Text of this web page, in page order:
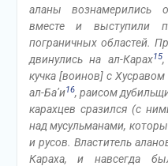
аланы вознамерились
вместе и выступили
пограничных областей.
двинулись на ал-Карах15,
кучка [воинов] с
ал-Ба’и16, раисом
карахцев сразился (с
над мусульманами,
и русов. Властитель
Караха, и навсегда